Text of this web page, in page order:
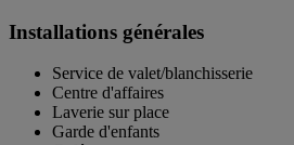
Installations générales
Service de valet/blanchisserie
Centre d'affaires
Laverie sur place
Garde d'enfants